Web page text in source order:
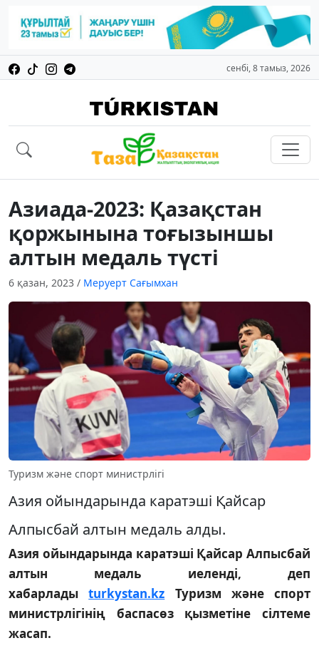
сенбі, 8 тамыз, 2026
Азиада-2023: Қазақстан
қоржынына тоғызыншы
алтын медаль түсті
6 қазан, 2023 / Меруерт Сағымхан
Туризм және спорт министрлігі
Азия ойындарында каратэші Қайсар
Алпысбай алтын медаль алды.
Азия ойындарында каратэші Қайсар Алпысбай
алтын медаль иеленді, деп
хабарладыturkystan.kz Туризм және спорт
министрлігінің баспасөз қызметіне сілтеме
жасап.